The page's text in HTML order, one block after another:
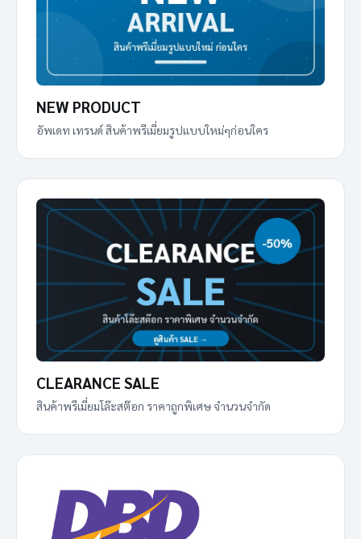
NEW PRODUCT
อัพเดท เทรนด์ สินค้าพรีเมี่ยมรูปแบบใหม่ๆก่อนใคร
CLEARANCE SALE
สินค้าพรีเมี่ยมโล๊ะสต๊อก ราคาถูกพิเศษ จำนวนจำกัด